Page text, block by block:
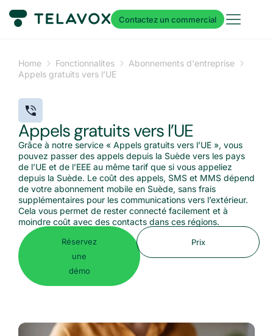
Contactez un commercial
Home Fonctionnalites
Abonnements d'entreprise
Appels gratuits vers l’UE
Appels gratuits vers l’UE
Grâce à notre service « Appels gratuits vers l’UE », vous
pouvez passer des appels depuis la Suède vers les pays
de l’UE et de l’EEE au même tarif que si vous appeliez
depuis la Suède. Le coût des appels, SMS et MMS dépend
de votre abonnement mobile en Suède, sans frais
supplémentaires pour les communications vers l’extérieur.
Cela vous permet de rester connecté facilement et à
moindre coût avec des contacts dans ces régions.
Réservez
une
démo
Prix